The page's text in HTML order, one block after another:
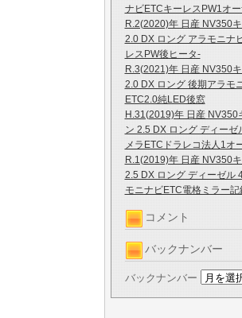
ナビETCキーレスPW1オ
R.2(2020)年 日産 NV350
2.0 DX ロング アラモニナ
レスPW後ヒータ-
R.3(2021)年 日産 NV350
2.0 DX ロング 後期アラモ
ETC2.0純LED後窓
H.31(2019)年 日産 NV350
ン 2.5 DX ロング ディーゼ
メラETCドラレコ法人1オ
R.1(2019)年 日産 NV350
2.5 DX ロング ディーゼル
モニナビETC電格ミラー
コメント
バックナンバー
バックナンバー